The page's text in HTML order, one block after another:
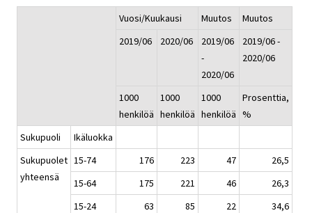
Vuosi/Kuukausi Muutos
Muutos
2019/06
2020/06
2019/06
-
2020/06
2019/06 -
2020/06
1000
henkilöä
1000
henkilöä
1000
henkilöä
Prosenttia,
%
Sukupuoli
Ikäluokka
Sukupuolet
yhteensä
15-74 176 223 47
26,5
15-64
175 221 46
26,3
15-24
63 85 22
34,6